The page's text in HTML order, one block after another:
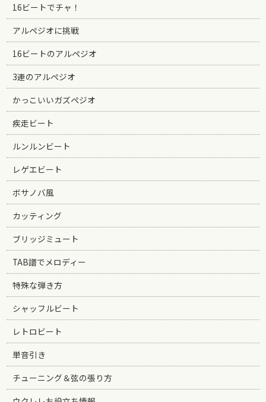
16ビートでチャ！
アルペジオに挑戦
16ビートのアルペジオ
3連のアルペジオ
かっこいいガズペジオ
疾走ビート
ルンルンビート
レゲエビート
ボサノバ風
カッティング
ブリッジミュート
TAB譜でメロディー
特殊な弾き方
シャッフルビート
レトロビート
単音引き
チューニング＆弦の張り方